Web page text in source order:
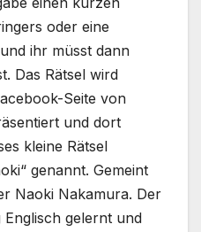
oder eine
ihr müsst dann
Das Rätsel wird
Seite von
und dort
kleine Rätsel
genannt. Gemeint
Naoki Nakamura. Der
gelernt und